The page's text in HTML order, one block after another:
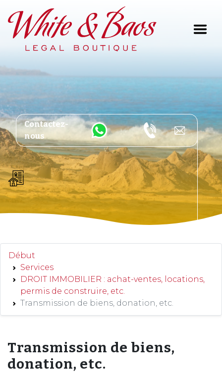
Main Navigation
Contactez-
nous
Début
Services
DROIT IMMOBILIER : achat-ventes, locations,
permis de construire, etc.
Transmission de biens, donation, etc.
Transmission de biens,
donation, etc.